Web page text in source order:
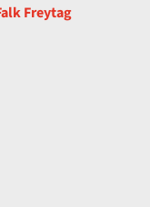
Freytag